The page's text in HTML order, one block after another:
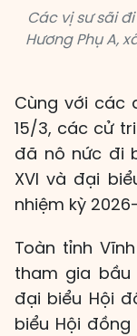
Các vị sư sãi
Hương Phụ A,
Cùng với các
15/3, các cử
đã nô nức đi
XVI và đại
nhiệm kỳ
Toàn tỉnh
tham gia bầu
đại biểu Hội
biểu Hội